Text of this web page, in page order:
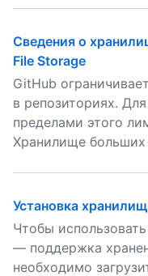
Сведения о
File Storage
GitHub
в репозиториях.
пределами этого
Хранилище
Установка
Чтобы
— поддержка
необходимо